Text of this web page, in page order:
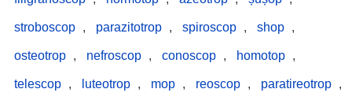
stroboscop , parazitotrop , spiroscop , shop ,
osteotrop , nefroscop , conoscop , homotop ,
telescop , luteotrop , mop , reoscop , paratireotrop ,